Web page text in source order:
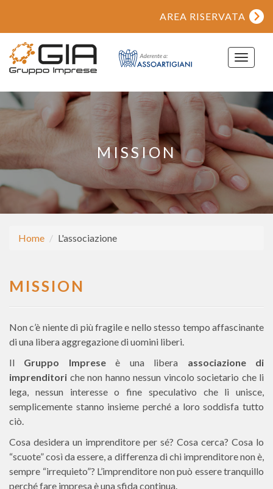
AREA RISERVATA
Toggle
MISSION
Home L'associazione
MISSION
Non c’è niente di più fragile e nello stesso tempo affascinante
di una libera aggregazione di uomini liberi.
Il Gruppo Impreseè una libera associazione di
imprenditori che non hanno nessun vincolo societario che li
lega, nessun interesse o fine speculativo che li unisce,
semplicemente stanno insieme perché a loro soddisfa tutto
ciò.
Cosa desidera un imprenditore per sé? Cosa cerca? Cosa lo
“scuote” così da essere, a differenza di chi imprenditore non è,
sempre “irrequieto”? L’imprenditore non può essere tranquillo
perché fare impresa è una sfida continua.